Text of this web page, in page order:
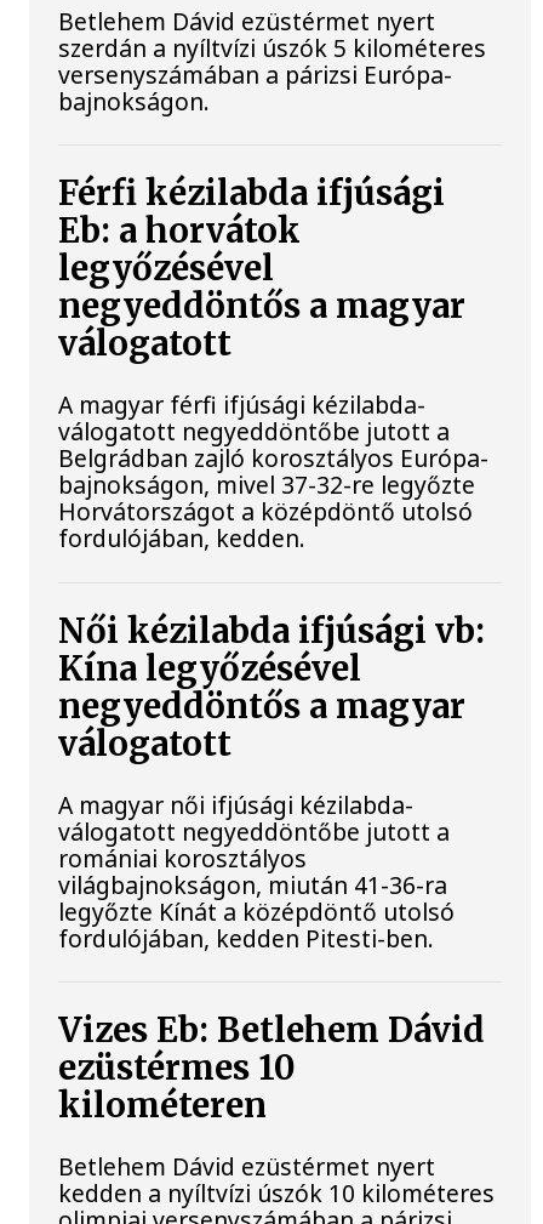
Betlehem Dávid ezüstérmet nyert
szerdán a nyíltvízi úszók 5 kilométeres
versenyszámában a párizsi Európa-
bajnokságon.
Férfi kézilabda ifjúsági
Eb: a horvátok
legyőzésével
negyeddöntős a magyar
válogatott
A magyar férfi ifjúsági kézilabda-
válogatott negyeddöntőbe jutott a
Belgrádban zajló korosztályos Európa-
bajnokságon, mivel 37-32-re legyőzte
Horvátországot a középdöntő utolsó
fordulójában, kedden.
Női kézilabda ifjúsági vb:
Kína legyőzésével
negyeddöntős a magyar
válogatott
A magyar női ifjúsági kézilabda-
válogatott negyeddöntőbe jutott a
romániai korosztályos
világbajnokságon, miután 41-36-ra
legyőzte Kínát a középdöntő utolsó
fordulójában, kedden Pitesti-ben.
Vizes Eb: Betlehem Dávid
ezüstérmes 10
kilométeren
Betlehem Dávid ezüstérmet nyert
kedden a nyíltvízi úszók 10 kilométeres